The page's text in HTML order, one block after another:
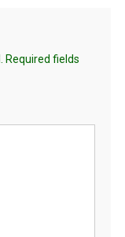
Required fields